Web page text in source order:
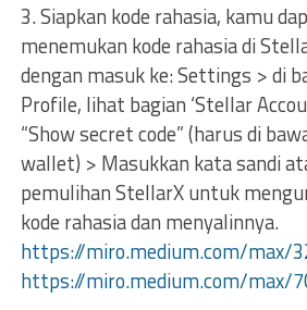
3. Siapkan kode rahasia, kamu
menemukan kode rahasia di
dengan masuk ke: Settings > di
Profile, lihat bagian ‘Stellar
“Show secret code” (harus di
wallet) > Masukkan kata sandi
pemulihan StellarX untuk
kode rahasia dan menyalinnya.
https://miro.medium.com/max/
https://miro.medium.com/max/